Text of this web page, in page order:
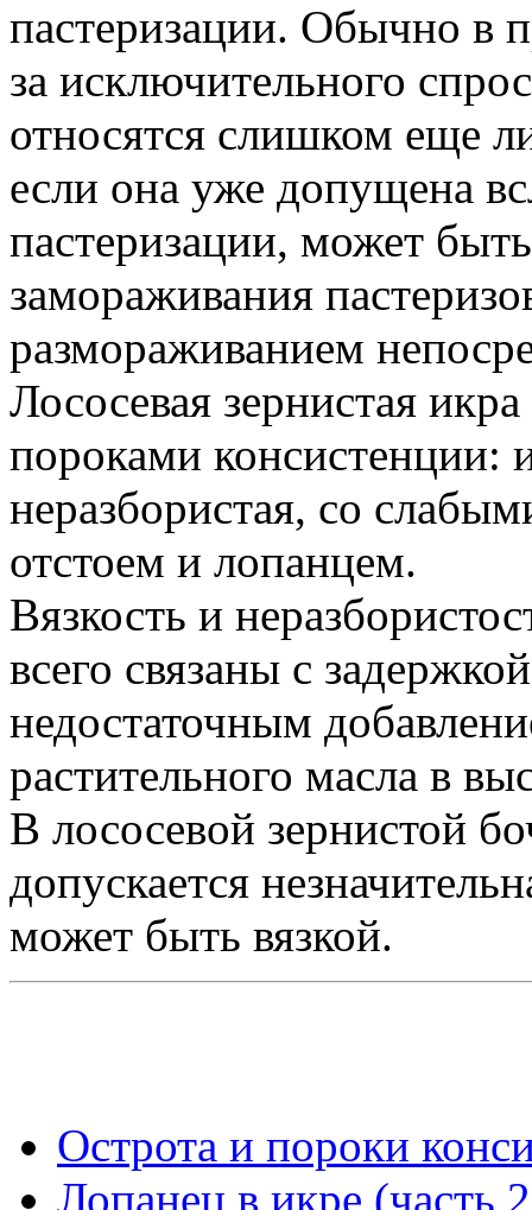
пастеризации. Обычно в
за исключительного
относятся слишком еще
если она уже допущена
пастеризации, может
замораживания
размораживанием
Лососевая зернистая
пороками консистенции:
неразбористая, со
отстоем и лопанцем.
Вязкость и
всего связаны с
недостаточным
растительного масла в
В лососевой зернистой
допускается
может быть вязкой.
Острота и пороки
Лопанец в икре (часть